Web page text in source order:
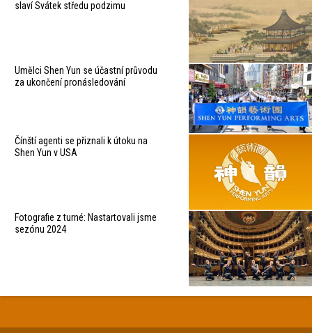
slaví Svátek středu podzimu
Umělci Shen Yun se účastní průvodu
za ukončení pronásledování
Čínští agenti se přiznali k útoku na
Shen Yun v USA
Fotografie z turné: Nastartovali jsme
sezónu 2024